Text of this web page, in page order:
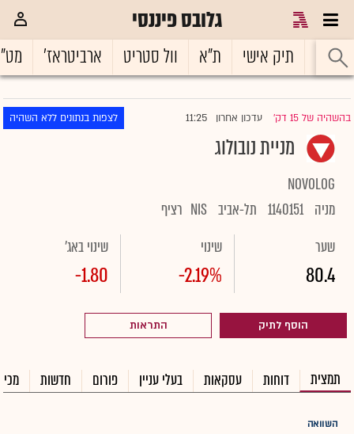
גלובס פיננסי
ראשי תיק אישי ת"א וול סטריט ארביטראז'
בהשהיה של 15 דק' |עדכון אחרון 11:25 לצפות בנתונים ללא השהיה
מניית נובולוג
NOVOLOG
מניה 1140151 תל-אביב NIS רציף
שער
80.4
שינוי
-2.19%
שינוי באג'
-1.80
הוסף לתיק התראות
תמצית דוחות עסקאות בעלי עניין פורום חדשות
השוואה